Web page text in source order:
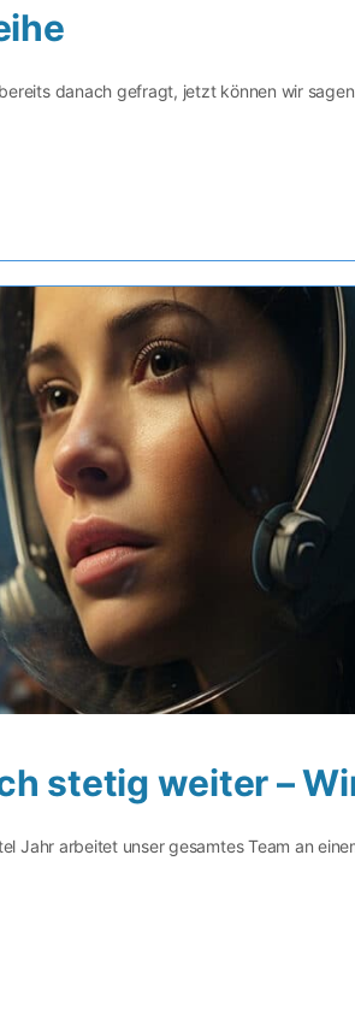
danach gefragt, jetzt können wir
stetig weiter –
Jahr arbeitet unser gesamtes Team an